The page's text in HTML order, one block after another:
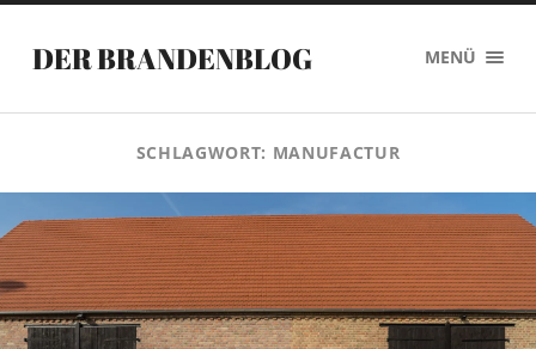
DER BRANDENBLOG MENÜ
SCHLAGWORT: MANUFACTUR